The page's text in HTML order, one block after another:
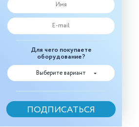
Для чего покупаете
оборудование?
Выберите вариант